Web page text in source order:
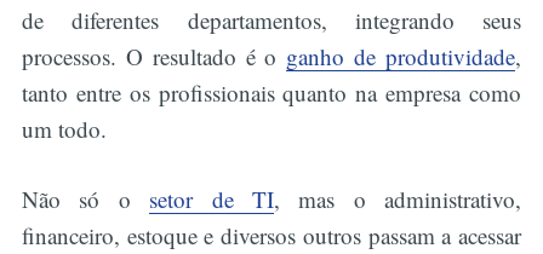
de diferentes departamentos, integrando seus
processos. O resultado é o ganho de produtividade,
tanto entre os profissionais quanto na empresa como
um todo.
Não só o setor de TI, mas o administrativo,
financeiro, estoque e diversos outros passam a acessar